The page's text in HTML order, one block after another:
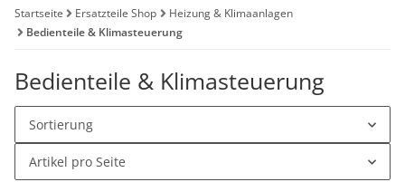
Startseite Ersatzteile Shop
Heizung & Klimaanlagen
Bedienteile & Klimasteuerung
Bedienteile & Klimasteuerung
Sortierung
Artikel pro Seite